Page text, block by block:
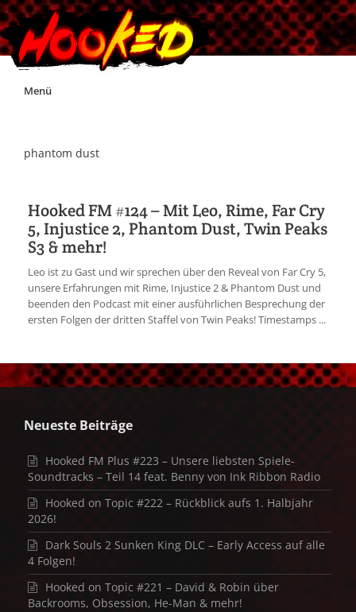
Skip
Menü
Impressum
Jobs
Discord
phantom dust
Hooked FM #124 – Mit Leo, Rime, Far Cry
5, Injustice 2, Phantom Dust, Twin Peaks
S3 & mehr!
Leo ist zu Gast und wir sprechen über den Reveal von Far Cry 5,
unsere Erfahrungen mit Rime, Injustice 2 & Phantom Dust und
beenden den Podcast mit einer ausführlichen Besprechung der
ersten Folgen der dritten Staffel von Twin Peaks! Timestamps ...
Neueste Beiträge
Hooked FM Plus #223 – Unsere liebsten Spiele-
Soundtracks – Teil 14 feat. Benny von Ink Ribbon Radio
Hooked on Topic #222 – Rückblick aufs 1. Halbjahr
2026!
Dark Souls 2 Sunken King DLC – Early Access auf alle
4 Folgen!
Hooked on Topic #221 – David & Robin über
Backrooms, Obsession, He-Man & mehr!